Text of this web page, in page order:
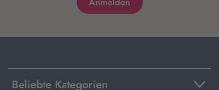
Beliebte Kategorien